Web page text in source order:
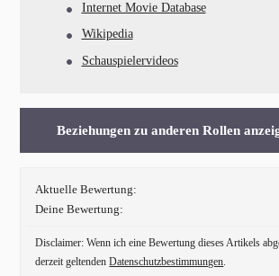
Internet Movie Database
Wikipedia
Schauspielervideos
Beziehungen zu anderen Rollen
Aktuelle Bewertung:
Deine Bewertung:
Disclaimer: Wenn ich eine Bewertung dieses Artikels
derzeit geltendenDatenschutzbestimmungen